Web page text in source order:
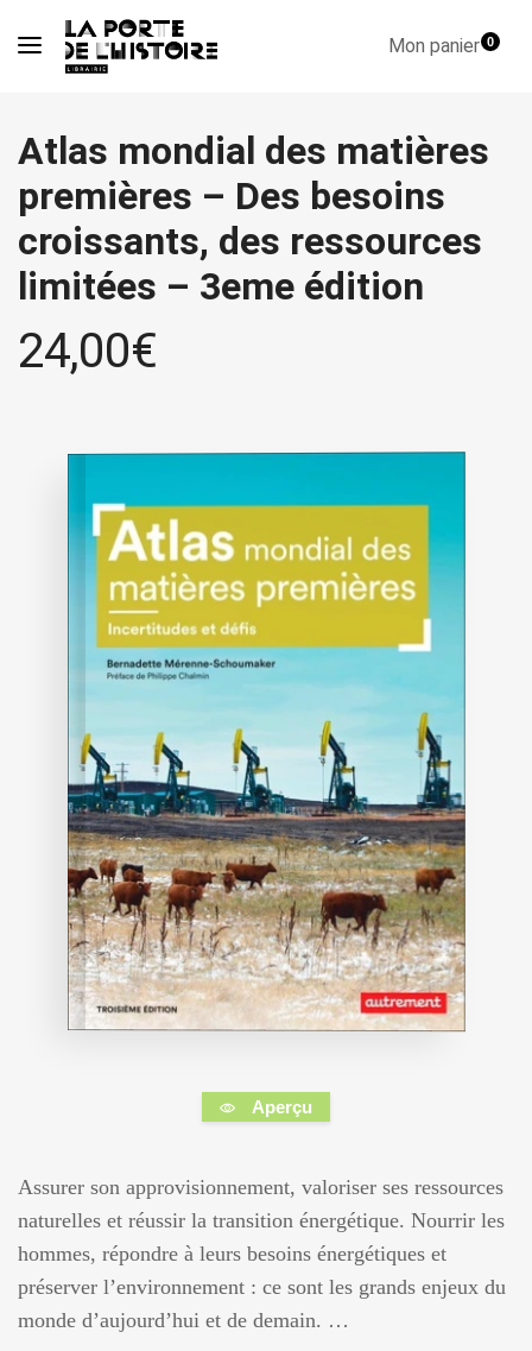
Mon panier0
Atlas mondial des matières
premières – Des besoins
croissants, des ressources
limitées – 3eme édition
24,00€
Aperçu
Assurer son approvisionnement, valoriser ses ressources
naturelles et réussir la transition énergétique. Nourrir les
hommes, répondre à leurs besoins énergétiques et
préserver l’environnement : ce sont les grands enjeux du
monde d’aujourd’hui et de demain. …